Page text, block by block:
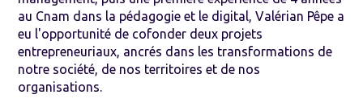
au Cnam dans la pédagogie et le digital, Valérian Pêpe a
eu l'opportunité de cofonder deux projets
entrepreneuriaux, ancrés dans les transformations de
notre société, de nos territoires et de nos
organisations.